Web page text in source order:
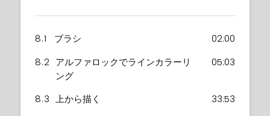
8.1 ブラシ
02:00
8.2 アルファロックでラインカラーリ
ング
05:03
8.3 上から描く
33:53